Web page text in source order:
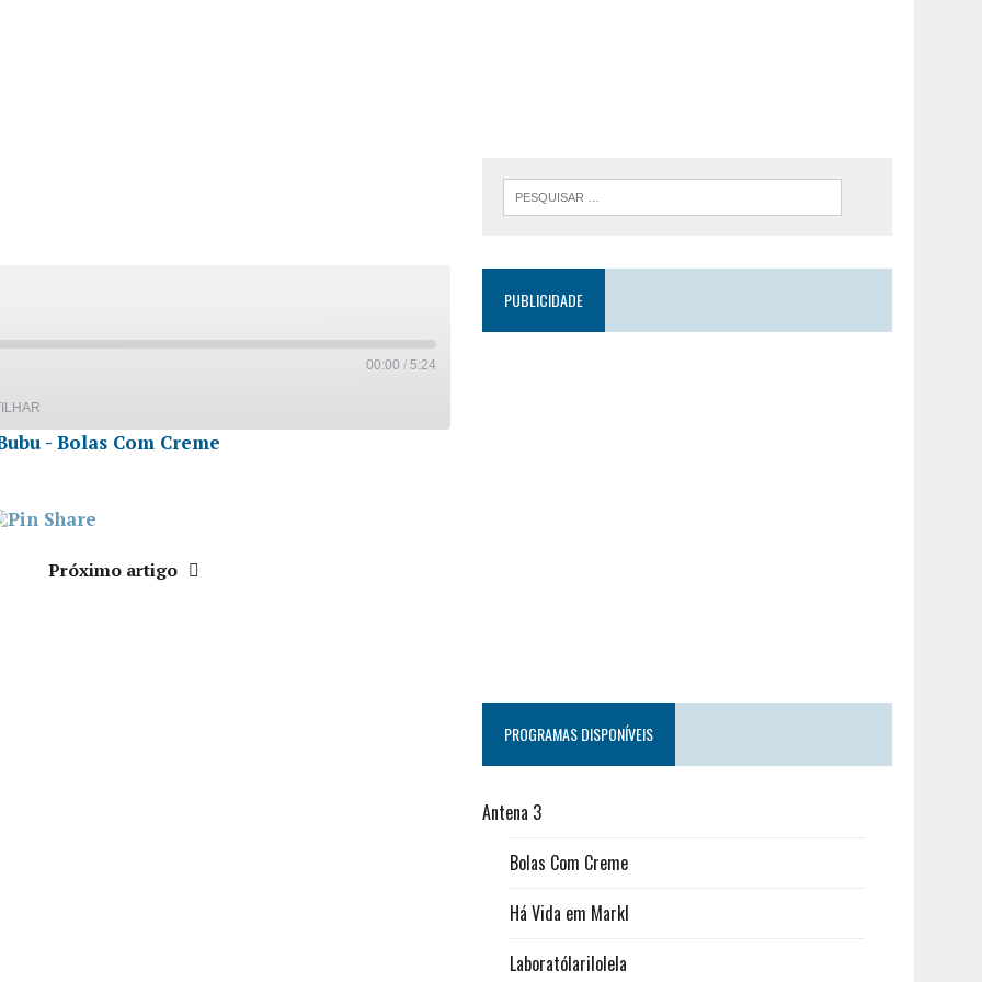
00:00 / 5:24
- Bolas Com Creme
Próximo artigo
PUBLICIDADE
PROGRAMAS DISPONÍVEIS
Antena 3
Bolas Com Creme
Há Vida em Markl
Laboratólarilolela